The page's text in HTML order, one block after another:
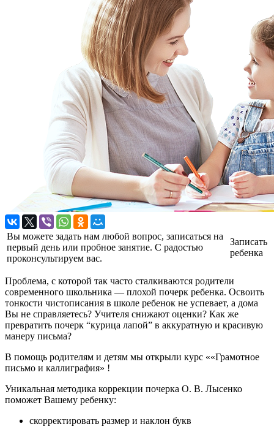
Вы можете задать нам любой вопрос, записаться на
первый день или пробное занятие. С радостью
проконсультируем вас.
Записать
ребенка
Проблема, с которой так часто сталкиваются родители
современного школьника — плохой почерк ребенка. Освоить
тонкости чистописания в школе ребенок не успевает, а дома
Вы не справляетесь? Учителя снижают оценки? Как же
превратить почерк “курица лапой” в аккуратную и красивую
манеру письма?
В помощь родителям и детям мы открыли курс ««Грамотное
письмо и каллиграфия» !
Уникальная методика коррекции почерка О. В. Лысенко
поможет Вашему ребенку:
скорректировать размер и наклон букв